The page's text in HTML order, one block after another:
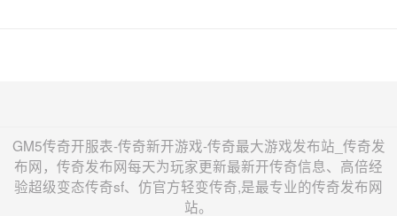
GM5传奇开服表-传奇新开游戏-传奇最大游戏发布站_传奇发
布网，传奇发布网每天为玩家更新最新开传奇信息、高倍经
验超级变态传奇sf、仿官方轻变传奇,是最专业的传奇发布网
站。